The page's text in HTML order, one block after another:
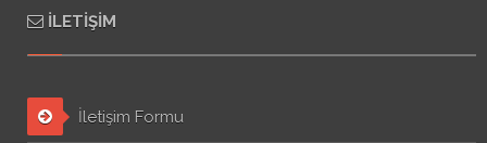
İLETIŞIM
İletişim Formu